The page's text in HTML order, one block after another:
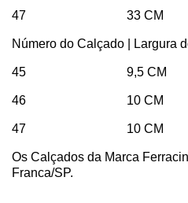
47 33
Número do Calçado | Largura
45 9,5
46 10
47 10
Os Calçados da Marca
Franca/SP.